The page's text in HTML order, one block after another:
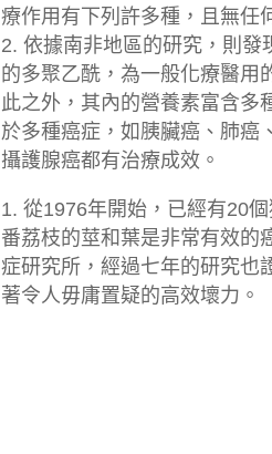
療作用有下列許多種，且無任
2. 依據南非地區的研究，則發
的多聚乙酰，為一般化療醫用
此之外，其內的營養素富含多
於多種癌症，如胰臟癌、肺癌
攝護腺癌都有治療成效。
1. 從1976年開始，已經有20
番荔枝的莖和葉是非常有效的
症研究所，經過七年的研究也
著令人毋庸置疑的高效壞力。